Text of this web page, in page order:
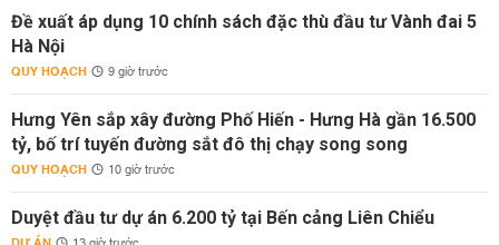
Đề xuất áp dụng 10 chính sách đặc thù đầu tư Vành đai 5
Hà Nội
QUY HOẠCH 9 giờ trước
Hưng Yên sắp xây đường Phố Hiến - Hưng Hà gần 16.500
tỷ, bố trí tuyến đường sắt đô thị chạy song song
QUY HOẠCH 10 giờ trước
Duyệt đầu tư dự án 6.200 tỷ tại Bến cảng Liên Chiểu